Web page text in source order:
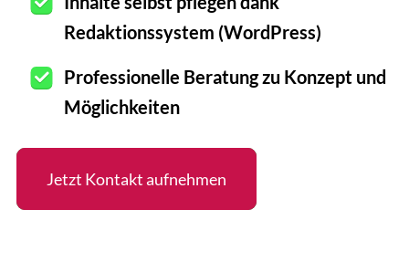
Redaktionssystem (WordPress)
Professionelle Beratung zu Konzept und
Möglichkeiten
Jetzt Kontakt aufnehmen